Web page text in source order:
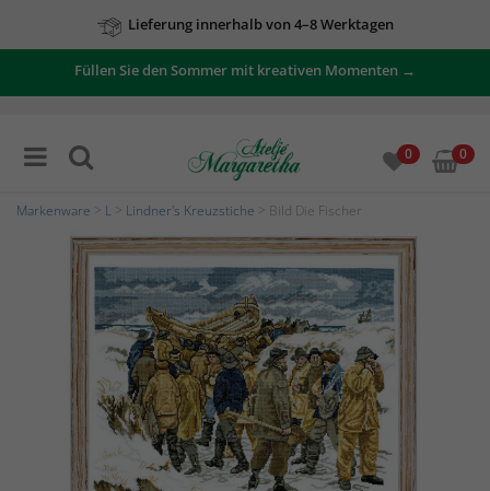
Lieferung innerhalb von 4–8 Werktagen
Füllen Sie den Sommer mit kreativen Momenten →
0 0
Markenware L Lindner's Kreuzstiche > Bild Die Fischer